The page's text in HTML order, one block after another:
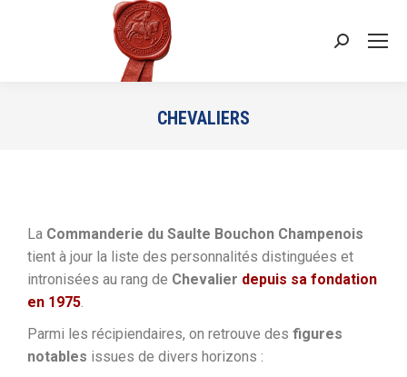
CHEVALIERS
La Commanderie du Saulte Bouchon Champenois
tient à jour la liste des personnalités distinguées et
intronisées au rang de Chevalier depuis sa fondation
en 1975.
Parmi les récipiendaires, on retrouve des figures
notables issues de divers horizons :